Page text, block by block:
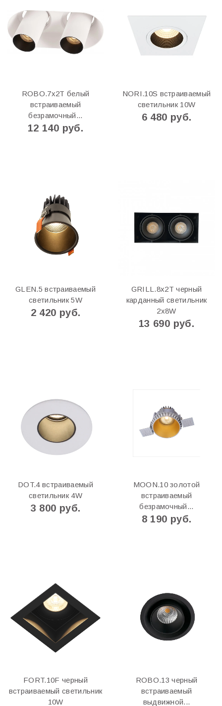
ROBO.7х2T белый
встраиваемый
безрамочный...
12 140 руб.
NORI.10S встраиваемый
светильник 10W
6 480 руб.
GLEN.5 встраиваемый
светильник 5W
2 420 руб.
GRILL.8х2T черный
карданный светильник
2x8W
13 690 руб.
DOT.4 встраиваемый
светильник 4W
3 800 руб.
MOON.10 золотой
встраиваемый
безрамочный...
8 190 руб.
FORT.10F черный
встраиваемый светильник
10W
ROBO.13 черный
встраиваемый
выдвижной...